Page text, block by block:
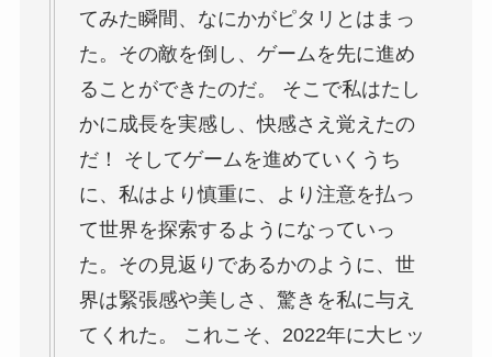
てみた瞬間、なにかがピタリとはまっ
た。その敵を倒し、ゲームを先に進め
ることができたのだ。 そこで私はたし
かに成長を実感し、快感さえ覚えたの
だ！ そしてゲームを進めていくうち
に、私はより慎重に、より注意を払っ
て世界を探索するようになっていっ
た。その見返りであるかのように、世
界は緊張感や美しさ、驚きを私に与え
てくれた。 これこそ、2022年に大ヒッ